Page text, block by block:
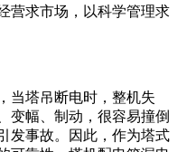
营求市场，以科学管理求
当塔吊断电时，整机失
变幅、制动，很容易撞倒
发事故。因此，作为塔式